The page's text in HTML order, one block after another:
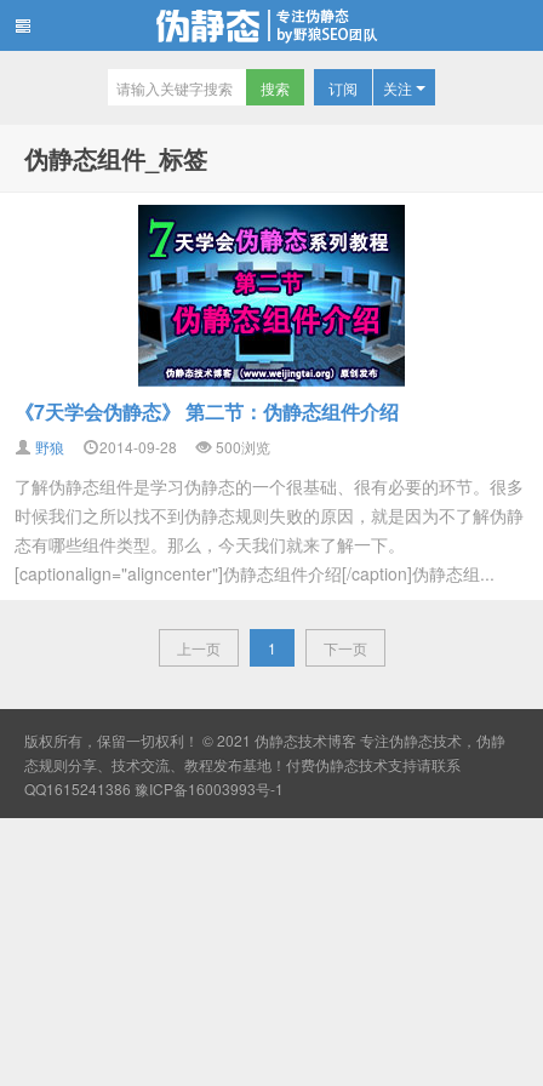
订阅 关注
伪静态组件_标签
《7天学会伪静态》 第二节：伪静态组件介绍
野狼 2014-09-28 500浏览
了解伪静态组件是学习伪静态的一个很基础、很有必要的环节。很多
时候我们之所以找不到伪静态规则失败的原因，就是因为不了解伪静
态有哪些组件类型。那么，今天我们就来了解一下。
[captionalign="aligncenter"]伪静态组件介绍[/caption]伪静态组...
上一页 1 下一页
版权所有，保留一切权利！ © 2021 伪静态技术博客 专注伪静态技术，伪静
态规则分享、技术交流、教程发布基地！付费伪静态技术支持请联系
QQ1615241386 豫ICP备16003993号-1